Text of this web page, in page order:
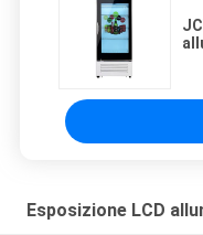
Esposizione LCD